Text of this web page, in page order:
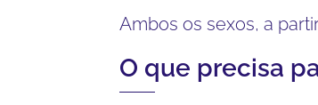
Ambos os sexos, a
O que precisa